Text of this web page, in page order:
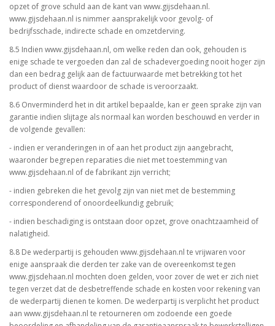
opzet of grove schuld aan de kant van www.gijsdehaan.nl.
www.gijsdehaan.nl is nimmer aansprakelijk voor gevolg- of
bedrijfsschade, indirecte schade en omzetderving.
8.5 Indien www.gijsdehaan.nl, om welke reden dan ook, gehouden is
enige schade te vergoeden dan zal de schadevergoeding nooit hoger zijn
dan een bedrag gelijk aan de factuurwaarde met betrekking tot het
product of dienst waardoor de schade is veroorzaakt.
8.6 Onverminderd het in dit artikel bepaalde, kan er geen sprake zijn van
garantie indien slijtage als normaal kan worden beschouwd en verder in
de volgende gevallen:
- indien er veranderingen in of aan het product zijn aangebracht,
waaronder begrepen reparaties die niet met toestemming van
www.gijsdehaan.nl of de fabrikant zijn verricht;
- indien gebreken die het gevolg zijn van niet met de bestemming
corresponderend of onoordeelkundig gebruik;
- indien beschadiging is ontstaan door opzet, grove onachtzaamheid of
nalatigheid.
8.8 De wederpartij is gehouden www.gijsdehaan.nl te vrijwaren voor
enige aanspraak die derden ter zake van de overeenkomst tegen
www.gijsdehaan.nl mochten doen gelden, voor zover de wet er zich niet
tegen verzet dat de desbetreffende schade en kosten voor rekening van
de wederpartij dienen te komen. De wederpartij is verplicht het product
aan www.gijsdehaan.nl te retourneren om zodoende een goede